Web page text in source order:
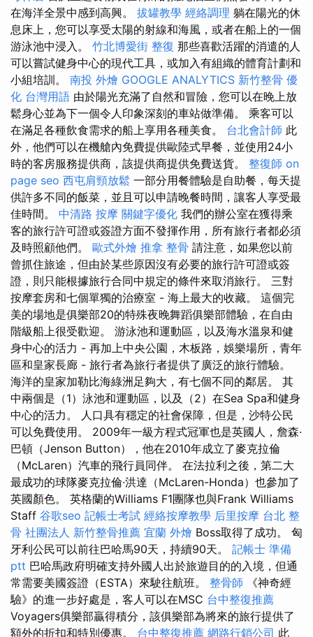
在海洋全景中感到高興。 拔罐教學 經絡調理 躺在陽光的休
息床上，您可以享受太陽的射線和海風，或者在船上的一個
游泳池中浸入。 竹北博愛街 整復 那些喜歡活躍的消遣的人
可以嘗試健身中心的現代工具，或加入有組織的體育計劃和
小組培訓。 南投 外燴 GOOGLE ANALYTICS 新竹整骨 優
化 台灣用語 由於陽光充滿了自然和冒險，您可以在晚上放
鬆身心並為下一個令人印象深刻的車站做準備。 乘客可以
在滿足各種飲食需求的船上享用各種美食。 台北會計師 此
外，他們可以在機艙內免費提供歐陸式早餐，並使用24小
時的客房服務提供商，該提供商提供免費送貨。 整復師 on
page seo 西屯肩頸放鬆 一部分用餐體驗是自助餐，每天提
供許多不同的飯菜，並且可以申請晚餐時間，讓客人享受最
佳時間。 中清路 按摩 關鍵字優化 我們的辦公室在獲得乘
客的旅行許可證或簽證方面不發揮作用，所有旅行者都必須
及時照顧他們。 歐式外燴 推拿 整骨 請注意，如果您以前
曾抓住旅途，但由於某些原因沒有必要的旅行許可證或簽
證，則只能根據旅行合同中規定的條件來取消旅行。 三對
按摩套房和七個單獨的治療室 - 海上最大的收藏。 這個完
美的場地是俱樂部20的特殊夜晚舞蹈俱樂部體驗，在自由
階級船上很受歡迎。 游泳池和運動區，以及海水溫泉和健
身中心的活力 - 再加上中央公園，木板路，娛樂場所，青年
區和皇家長廊 - 旅行者為旅行者提供了廣泛的旅行體驗。
海洋的皇家加勒比海綠洲足夠大，有七個不同的鄰居。 其
中兩個是（1）泳池和運動區，以及（2）在Sea Spa和健身
中心的活力。 人口具有穩定的社會保障，但是，沙特公民
可以免費使用。 2009年一級方程式冠軍也是英國人，詹森·
巴頓（Jenson Button），他在2010年成立了麥克拉倫
（McLaren）汽車的飛行員同伴。 在法拉利之後，第二大
最成功的球隊麥克拉倫·洪達（McLaren-Honda）也參加了
英國顏色。 英格蘭的Williams F1團隊也與Frank Williams
Staff 谷歌seo 記帳士考試 經絡按摩教學 后里按摩 台北 整
骨 社團法人 新竹整骨推薦 宜蘭 外燴 Boss取得了成功。 匈
牙利公民可以前往巴哈馬90天，持續90天。 記帳士 準備
ptt 巴哈馬政府明確支持外國人出於旅遊目的的入境，但通
常需要美國簽證（ESTA）來駛往航班。 整骨師 《神奇經
驗》的進一步好處是，客人可以在MSC 台中整復推薦
Voyagers俱樂部贏得積分，該俱樂部為將來的旅行提供了
額外的折扣和特別優惠。 台中整復推薦 網路行銷公司 此